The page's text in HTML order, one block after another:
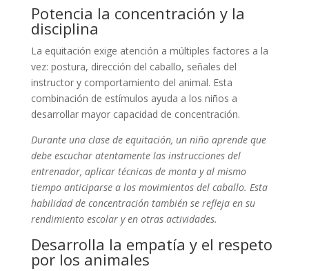
Potencia la concentración y la
disciplina
La equitación exige atención a múltiples factores a la
vez: postura, dirección del caballo, señales del
instructor y comportamiento del animal. Esta
combinación de estímulos ayuda a los niños a
desarrollar mayor capacidad de concentración.
Durante una clase de equitación, un niño aprende que
debe escuchar atentamente las instrucciones del
entrenador, aplicar técnicas de monta y al mismo
tiempo anticiparse a los movimientos del caballo. Esta
habilidad de concentración también se refleja en su
rendimiento escolar y en otras actividades.
Desarrolla la empatía y el respeto
por los animales